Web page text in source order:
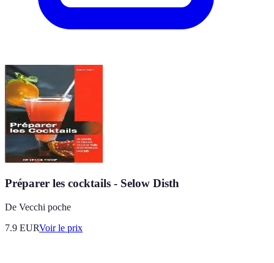
Préparer les cocktails - Selow Disth
De Vecchi poche
7.9 EURVoir le prix